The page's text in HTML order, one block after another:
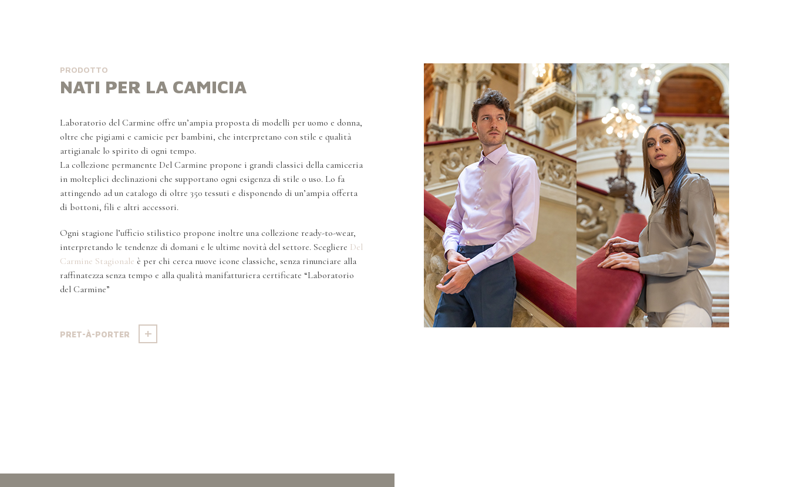
PRODOTTO
NATI PER LA CAMICIA
Laboratorio del Carmine offre un’ampia proposta di modelli per uomo e donna,
oltre che pigiami e camicie per bambini, che interpretano con stile e qualità
artigianale lo spirito di ogni tempo.
La collezione permanente Del Carmine propone i grandi classici della camiceria
in molteplici declinazioni che supportano ogni esigenza di stile o uso. Lo fa
attingendo ad un catalogo di oltre 350 tessuti e disponendo di un’ampia offerta
di bottoni, fili e altri accessori.
Ogni stagione l’ufficio stilistico propone inoltre una collezione ready-to-wear,
interpretando le tendenze di domani e le ultime novità del settore. Scegliere Del
Carmine Stagionale è per chi cerca nuove icone classiche, senza rinunciare alla
raffinatezza senza tempo e alla qualità manifatturiera certificate “Laboratorio
del Carmine”
PRET-À-PORTER